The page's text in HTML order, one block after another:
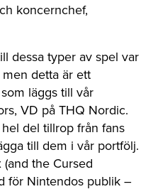
koncernchef,
dessa typer av spel var
detta är ett
läggs till vår
VD på THQ Nordic.
del tillrop från fans
till dem i vår portfölj.
(and the Cursed
för Nintendos publik –